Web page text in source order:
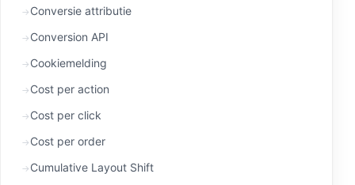
Conversie attributie
Conversion API
Cookiemelding
Cost per action
Cost per click
Cost per order
Cumulative Layout Shift